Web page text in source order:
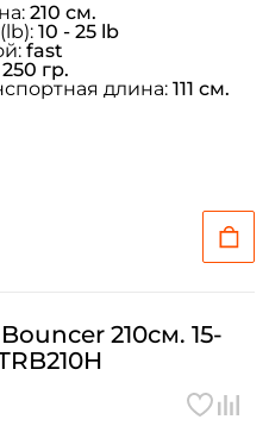
210 см.
10 - 25 lb
fast
250 гр.
длина: 111 см.
210см. 15-